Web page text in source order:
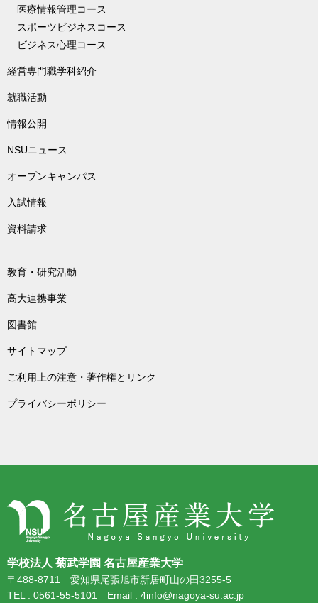
医療情報管理コース
スポーツビジネスコース
ビジネス心理コース
経営専門職学科紹介
就職活動
情報公開
NSUニュース
オープンキャンパス
入試情報
資料請求
教育・研究活動
高大連携事業
図書館
サイトマップ
ご利用上の注意・著作権とリンク
プライバシーポリシー
学校法人 菊武学園 名古屋産業大学
〒488-8711 愛知県尾張旭市新居町山の田3255-5
TEL : 0561-55-5101 Email : 4info@nagoya-su.ac.jp